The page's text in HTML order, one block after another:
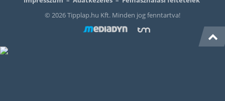
© 2026 Tipplap.hu Kft. Minden jog fenntartva!